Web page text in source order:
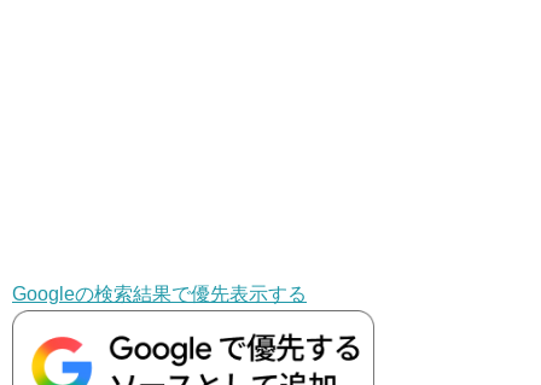
Googleの検索結果で優先表示する